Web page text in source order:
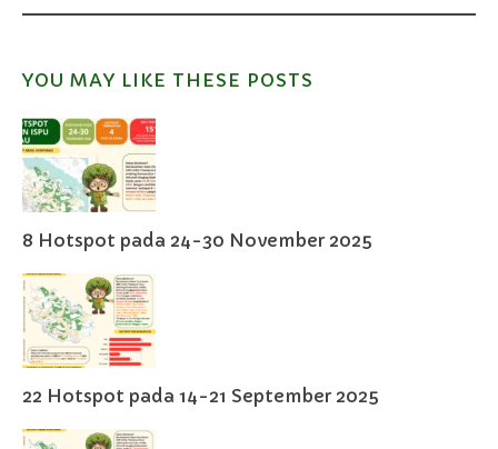
YOU MAY LIKE THESE POSTS
8 Hotspot pada 24-30 November 2025
22 Hotspot pada 14-21 September 2025